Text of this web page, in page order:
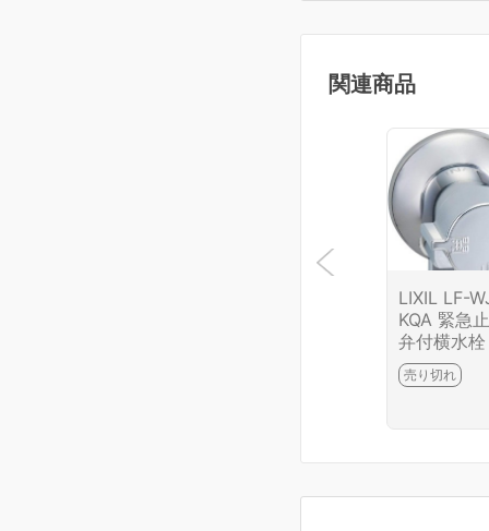
関連商品
LIXIL LF-
KQA 緊急
弁付横水栓
売り切れ